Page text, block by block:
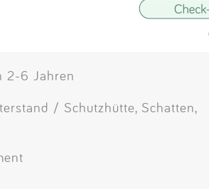
2-6 Jahren
/ Schutzhütte, Schatten,